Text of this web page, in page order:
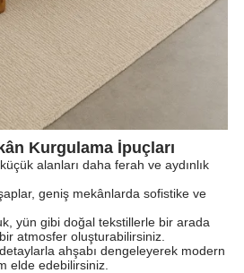
Kurgulama İpuçları
alanları daha ferah ve aydınlık
geniş mekânlarda sofistike ve
yün gibi doğal tekstillerle bir arada
atmosfer oluşturabilirsiniz.
ahşabı dengeleyerek modern
elde edebilirsiniz.